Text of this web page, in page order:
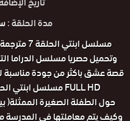
مدة الحلقة :
مسلسل
FULL HD مسلسل ابنتي الحلقة 7 مترجمة كاملة قصة عشق.
حول الطفلة الصغيرة الممثلة(
وكيف يتم معاملتها في المدرسة